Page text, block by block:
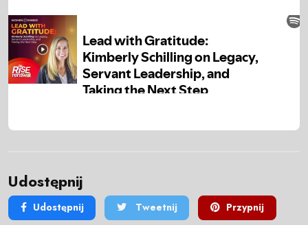
Udostępnij
Udostępnij Tweetnij Przypnij